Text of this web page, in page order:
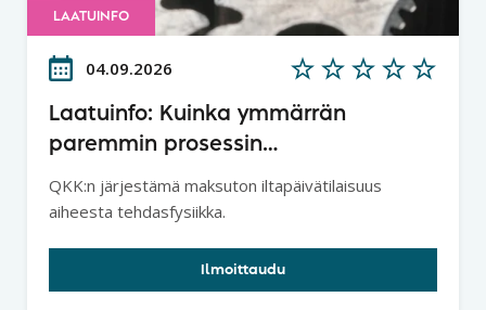
LAATUINFO
04.09.2026
Laatuinfo: Kuinka ymmärrän
paremmin prosessin
lainalaisuudet - Tehdasfysiikka
QKK:n järjestämä maksuton iltapäivätilaisuus
aiheesta tehdasfysiikka.
Ilmoittaudu